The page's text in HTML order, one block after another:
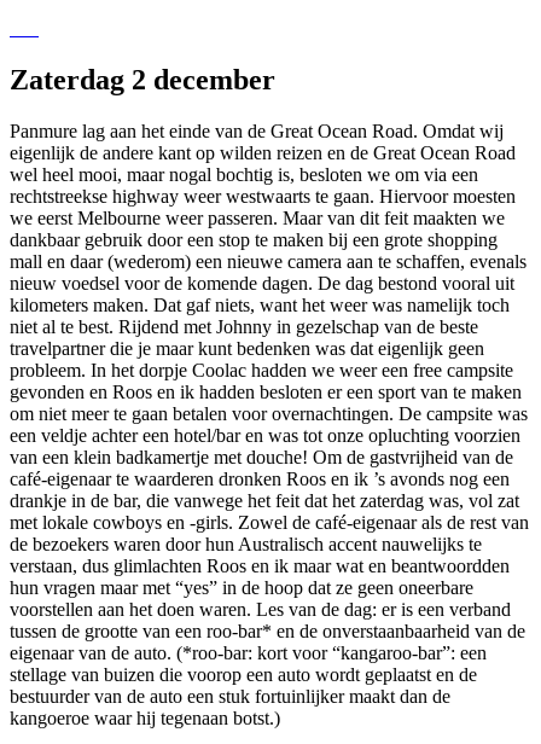
Zaterdag 2 december
Panmure lag aan het einde van de Great Ocean Road. Omdat wij
eigenlijk de andere kant op wilden reizen en de Great Ocean Road
wel heel mooi, maar nogal bochtig is, besloten we om via een
rechtstreekse highway weer westwaarts te gaan. Hiervoor moesten
we eerst Melbourne weer passeren. Maar van dit feit maakten we
dankbaar gebruik door een stop te maken bij een grote shopping
mall en daar (wederom) een nieuwe camera aan te schaffen, evenals
nieuw voedsel voor de komende dagen. De dag bestond vooral uit
kilometers maken. Dat gaf niets, want het weer was namelijk toch
niet al te best. Rijdend met Johnny in gezelschap van de beste
travelpartner die je maar kunt bedenken was dat eigenlijk geen
probleem. In het dorpje Coolac hadden we weer een free campsite
gevonden en Roos en ik hadden besloten er een sport van te maken
om niet meer te gaan betalen voor overnachtingen. De campsite was
een veldje achter een hotel/bar en was tot onze opluchting voorzien
van een klein badkamertje met douche! Om de gastvrijheid van de
café-eigenaar te waarderen dronken Roos en ik ’s avonds nog een
drankje in de bar, die vanwege het feit dat het zaterdag was, vol zat
met lokale cowboys en -girls. Zowel de café-eigenaar als de rest van
de bezoekers waren door hun Australisch accent nauwelijks te
verstaan, dus glimlachten Roos en ik maar wat en beantwoordden
hun vragen maar met “yes” in de hoop dat ze geen oneerbare
voorstellen aan het doen waren. Les van de dag: er is een verband
tussen de grootte van een roo-bar* en de onverstaanbaarheid van de
eigenaar van de auto. (*roo-bar: kort voor “kangaroo-bar”: een
stellage van buizen die voorop een auto wordt geplaatst en de
bestuurder van de auto een stuk fortuinlijker maakt dan de
kangoeroe waar hij tegenaan botst.)